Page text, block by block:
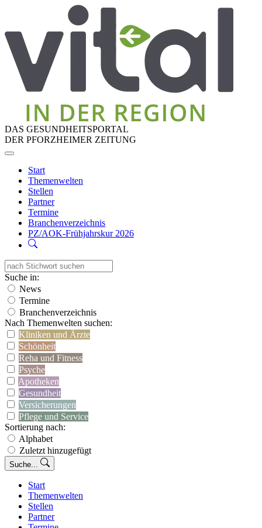
DAS GESUNDHEITSPORTAL
DER PFORZHEIMER ZEITUNG
Start
Themenwelten
Stellen
Partner
Termine
Branchenverzeichnis
PZ/AOK-Frühjahrskur 2026
Suche in:
News
Termine
Branchenverzeichnis
Nach Themenwelten suchen:
Kliniken und Ärzte
Schönheit
Reha und Fitness
Psyche
Apotheken
Gesundheit
Versicherungen
Pflege und Service
Sortierung nach:
Alphabet
Zuletzt hinzugefügt
Suche...
Start
Themenwelten
Stellen
Partner